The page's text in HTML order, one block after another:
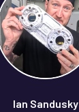
Ian Sandusky